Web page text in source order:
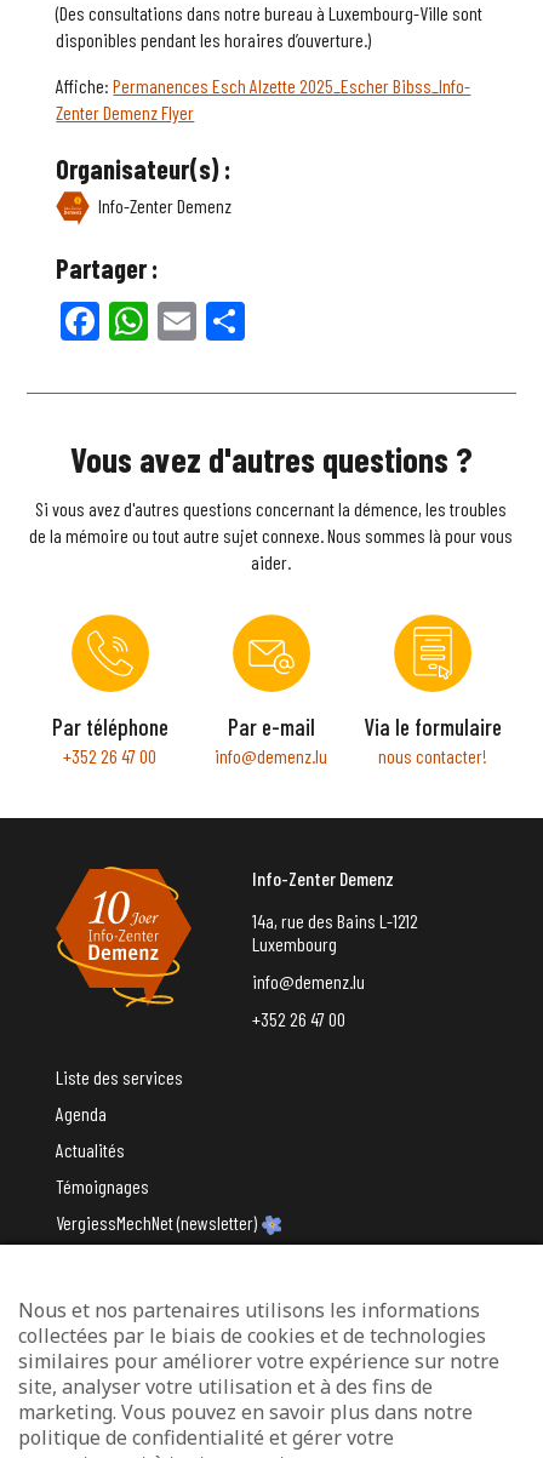
(Des consultations dans notre bureau à Luxembourg-Ville sont
disponibles pendant les horaires d’ouverture.)
Affiche:Permanences Esch Alzette 2025_Escher Bibss_Info-
Zenter Demenz Flyer
Organisateur(s) :
Info-Zenter Demenz
Partager :
Facebook
WhatsApp
Email
Vous avez d'autres questions ?
Si vous avez d'autres questions concernant la démence, les troubles
de la mémoire ou tout autre sujet connexe. Nous sommes là pour vous
aider.
Par téléphone
+352 26 47 00
Par e-mail
info@demenz.lu
Via le formulaire
nous contacter!
Info-Zenter Demenz
14a, rue des Bains L-1212
Luxembourg
info@demenz.lu
+352 26 47 00
Liste des services
Agenda
Actualités
Témoignages
VergiessMechNet (newsletter)
Avec le soutien du
Nous et nos partenaires utilisons les informations
collectées par le biais de cookies et de technologies
similaires pour améliorer votre expérience sur notre
site, analyser votre utilisation et à des fins de
marketing. Vous pouvez en savoir plus dans notre
politique de confidentialité et gérer votre